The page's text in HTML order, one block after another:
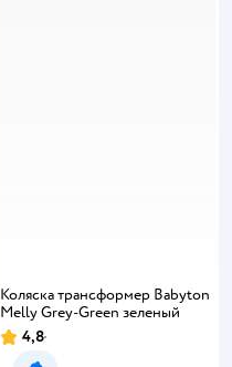
Коляска трансформер Babyton
Melly Grey-Green зеленый
4,8